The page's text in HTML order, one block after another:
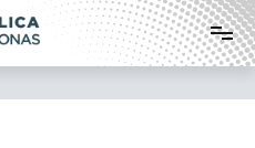
do Estado do